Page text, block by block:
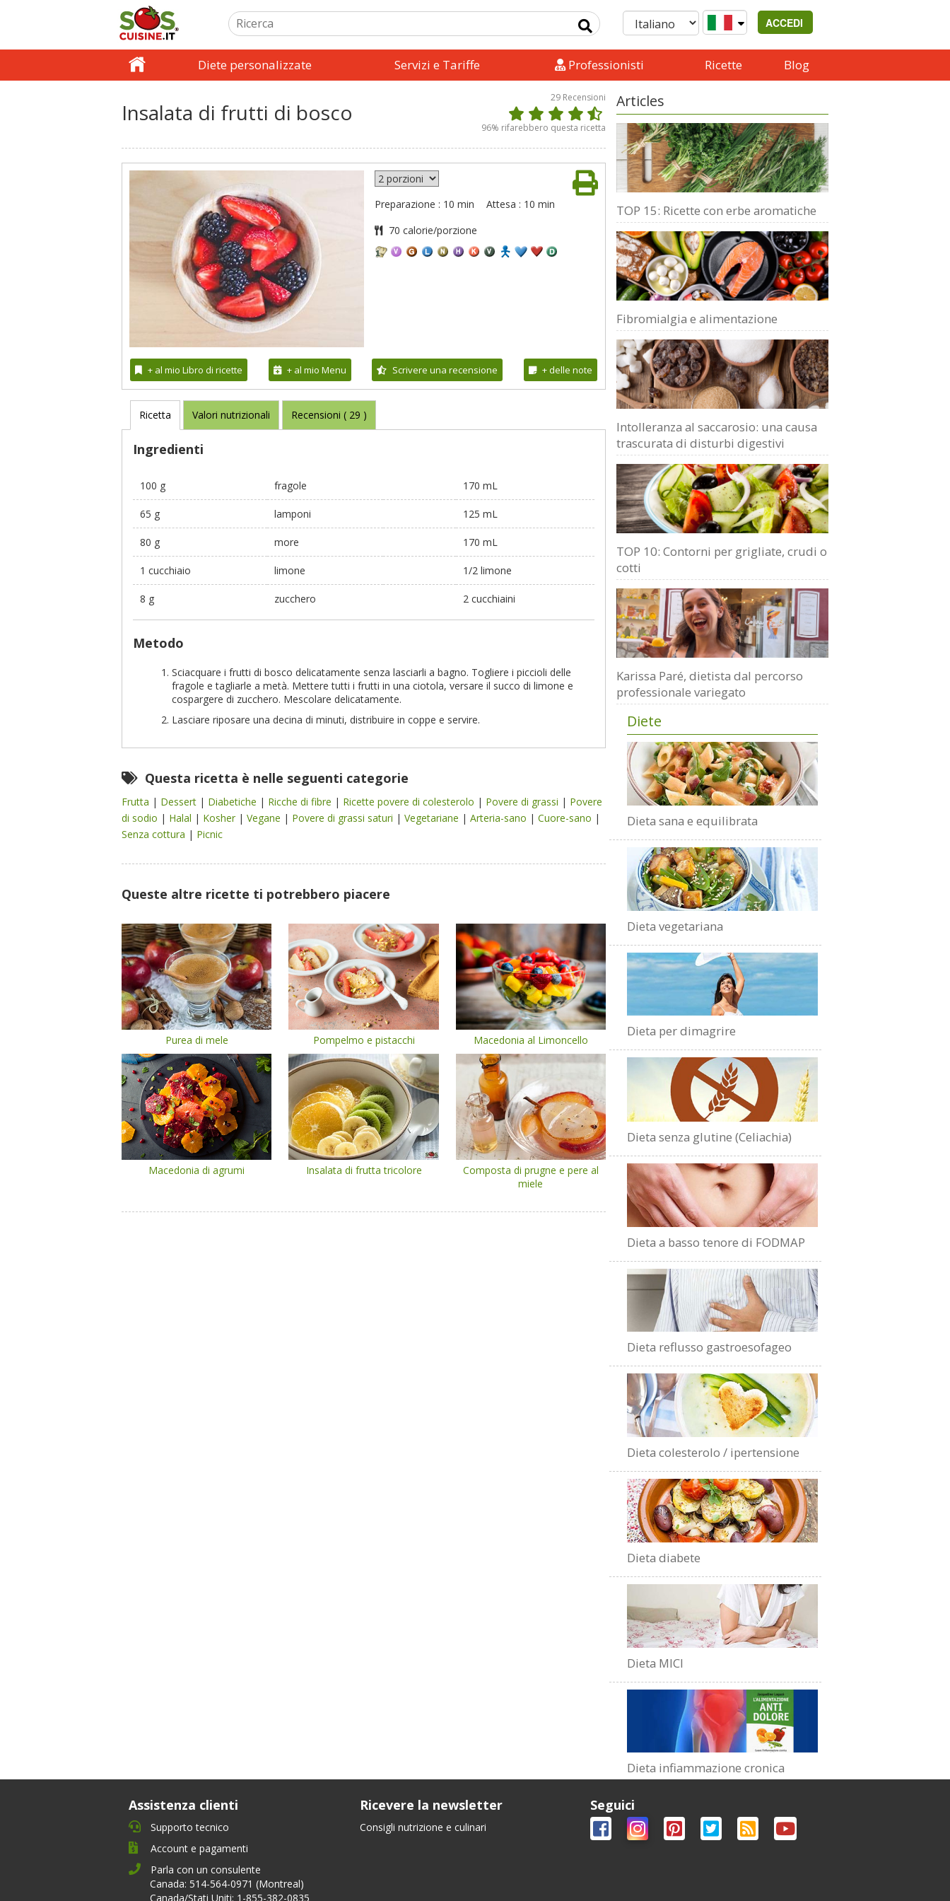
ACCEDI
Diete personalizzate Servizi e Tariffe Professionisti Ricette Blog
Insalata di frutti di bosco
29 Recensioni
96% rifarebbero questa ricetta
Preparazione : 10 min
Attesa : 10 min
70 calorie/porzione
+ al mio Libro di ricette + al mio Menu Scrivere una recensione + delle note
Ricetta Valori nutrizionali Recensioni ( 29 )
Ingredienti
100 g fragole 170 mL
65 g lamponi 125 mL
80 g more 170 mL
1 cucchiaio limone 1/2 limone
8 g zucchero 2 cucchiaini
Metodo
Sciacquare i frutti di bosco delicatamente senza lasciarli a bagno. Togliere i piccioli delle
fragole e tagliarle a metà. Mettere tutti i frutti in una ciotola, versare il succo di limone e
cospargere di zucchero. Mescolare delicatamente.
Lasciare riposare una decina di minuti, distribuire in coppe e servire.
Questa ricetta è nelle seguenti categorie
Frutta | Dessert | Diabetiche | Ricche di fibre | Ricette povere di colesterolo | Povere di grassi | Povere
di sodio | Halal | Kosher | Vegane | Povere di grassi saturi | Vegetariane | Arteria-sano | Cuore-sano |
Senza cottura | Picnic
Queste altre ricette ti potrebbero piacere
Purea di mele Pompelmo e pistacchi Macedonia al Limoncello
Macedonia di agrumi Insalata di frutta tricolore
Composta di prugne e pere al
miele
Articles
TOP 15: Ricette con erbe aromatiche
Fibromialgia e alimentazione
Intolleranza al saccarosio: una causa
trascurata di disturbi digestivi
TOP 10: Contorni per grigliate, crudi o
cotti
Karissa Paré, dietista dal percorso
professionale variegato
Diete
Dieta sana e equilibrata
Dieta vegetariana
Dieta per dimagrire
Dieta senza glutine (Celiachia)
Dieta a basso tenore di FODMAP
Dieta reflusso gastroesofageo
Dieta colesterolo / ipertensione
Dieta diabete
Dieta MICI
Dieta infiammazione cronica
Assistenza clienti
Supporto tecnico
Account e pagamenti
Parla con un consulente
Canada: 514-564-0971 (Montreal)
Canada/Stati Uniti: 1-855-382-0835
Ricevere la newsletter
Consigli nutrizione e culinari
Seguici